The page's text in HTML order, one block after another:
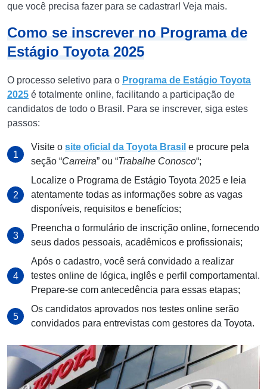
que você precisa fazer para se cadastrar! Veja mais.
Como se inscrever no Programa de
Estágio Toyota 2025
O processo seletivo para o Programa de Estágio Toyota
2025 é totalmente online, facilitando a participação de
candidatos de todo o Brasil. Para se inscrever, siga estes
passos:
Visite o site oficial da Toyota Brasil e procure pela
seção “Carreira” ou “Trabalhe Conosco“;
Localize o Programa de Estágio Toyota 2025 e leia
atentamente todas as informações sobre as vagas
disponíveis, requisitos e benefícios;
Preencha o formulário de inscrição online, fornecendo
seus dados pessoais, acadêmicos e profissionais;
Após o cadastro, você será convidado a realizar
testes online de lógica, inglês e perfil comportamental.
Prepare-se com antecedência para essas etapas;
Os candidatos aprovados nos testes online serão
convidados para entrevistas com gestores da Toyota.